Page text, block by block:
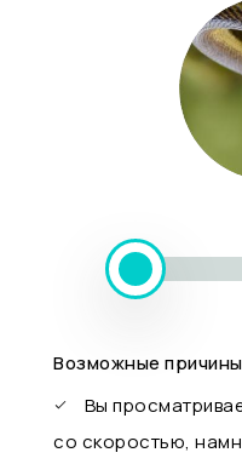
Возможные
Вы
со скоростью,